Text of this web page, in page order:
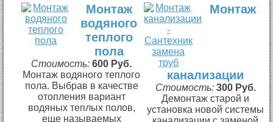
Монтаж
водяного
теплого
пола
Стоимость:600 Руб.
Монтаж водяного теплого
пола. Выбрав в качестве
отопления вариант
водяных теплых полов,
еще называемых
Монтаж
канализации
Стоимость: 300 Руб.
Демонтаж старой и
установка новой системы